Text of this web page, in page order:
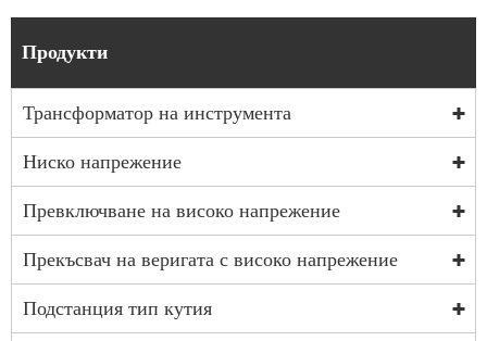
Продукти
Трансформатор на инструмента
Ниско напрежение
Превключване на високо напрежение
Прекъсвач на веригата с високо напрежение
Подстанция тип кутия